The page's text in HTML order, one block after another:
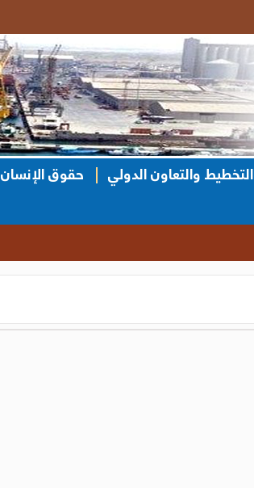
التخطيط والتعاون الدولي حقوق الإنسان